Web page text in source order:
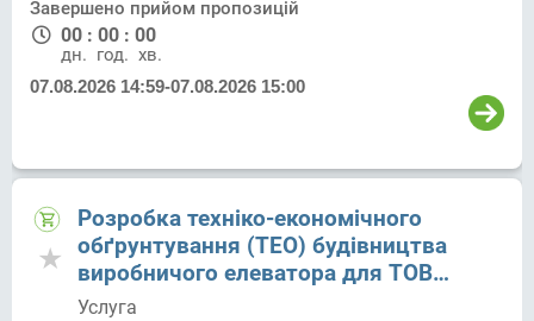
Завершено прийом пропозицій
00 : 00 : 00
дн. год. хв.
07.08.2026 14:59-07.08.2026 15:00
Розробка техніко-економічного
обґрунтування (ТЕО) будівництва
виробничого елеватора для ТОВ
«Компанія «Укрбакалія»
Услуга